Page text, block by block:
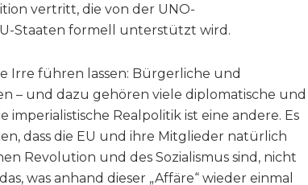
vertritt, die von der UNO-
Staaten formell unterstützt wird.
Irre führen lassen: Bürgerliche und
– und dazu gehören viele diplomatische und
imperialistische Realpolitik ist eine andere. Es
dass die EU und ihre Mitglieder natürlich
Revolution und des Sozialismus sind, nicht
was anhand dieser „Affäre“ wieder einmal